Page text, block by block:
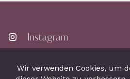
Instagram
Let's work together!